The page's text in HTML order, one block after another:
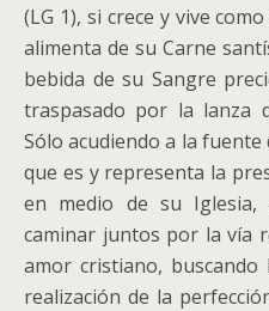
(LG 1), si crece y vive
alimenta de su Carne
bebida de su Sangre
traspasado por la lanza
Sólo acudiendo a la fuente
que es y representa la
en medio de su
caminar juntos por la vía
amor cristiano,
realización de la